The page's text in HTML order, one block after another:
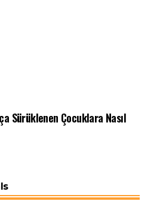
Sürüklenen Çocuklara Nasıl